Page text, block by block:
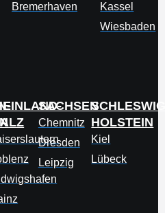
Bremerhaven
Kassel
Wiesbaden
SACHSEN
Chemnitz
Dresden
Leipzig
HOLSTEIN
Kiel
Lübeck